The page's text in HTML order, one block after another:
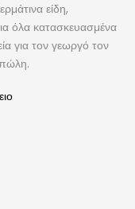
είδη,
όλα κατασκευασμένα
για τον γεωργό τον